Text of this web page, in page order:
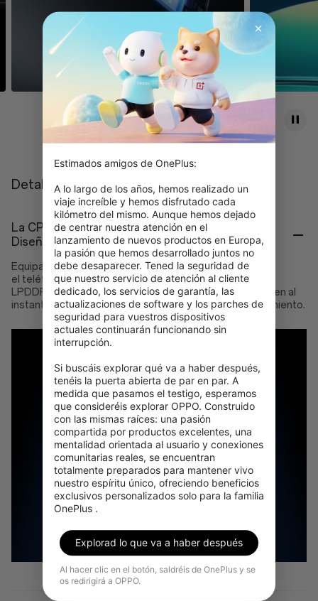
Detalles
La CPU para móviles más rápida del mundo.
Diseñado para ofrecer el máximo rendimiento
Equipado con el último Snapdragon® 8 Elite Gen 5,
el teléfono inteligente más rápido del mundo con RAM-
LPDDR5X Ultra+ y ROM UFS 4.1, tus aplicaciones se abren al
instante y el juego a 120FPS está siempre en funcionamiento.
Estimados amigos de OnePlus:
A lo largo de los años, hemos realizado un
viaje increíble y hemos disfrutado cada
kilómetro del mismo. Aunque hemos dejado
de centrar nuestra atención en el
lanzamiento de nuevos productos en Europa,
la pasión que hemos desarrollado juntos no
debe desaparecer. Tened la seguridad de
que nuestro servicio de atención al cliente
dedicado, los servicios de garantía, las
actualizaciones de software y los parches de
seguridad para vuestros dispositivos
actuales continuarán funcionando sin
interrupción.
Si buscáis explorar qué va a haber después,
tenéis la puerta abierta de par en par. A
medida que pasamos el testigo, esperamos
que consideréis explorar OPPO. Construido
con las mismas raíces: una pasión
compartida por productos excelentes, una
mentalidad orientada al usuario y conexiones
comunitarias reales, se encuentran
totalmente preparados para mantener vivo
nuestro espíritu único, ofreciendo beneficios
exclusivos personalizados solo para la familia
OnePlus .
Explorad lo que va a haber después
Al hacer clic en el botón, saldréis de OnePlus y se
os redirigirá a OPPO.